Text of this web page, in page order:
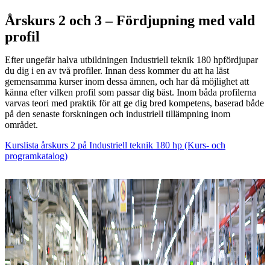
Årskurs 2 och 3 – Fördjupning med vald
profil
Efter ungefär halva utbildningen Industriell teknik 180 hpfördjupar
du dig i en av två profiler. Innan dess kommer du att ha läst
gemensamma kurser inom dessa ämnen, och har då möjlighet att
känna efter vilken profil som passar dig bäst. Inom båda profilerna
varvas teori med praktik för att ge dig bred kompetens, baserad både
på den senaste forskningen och industriell tillämpning inom
området.
Kurslista årskurs 2 på Industriell teknik 180 hp (Kurs- och
programkatalog)